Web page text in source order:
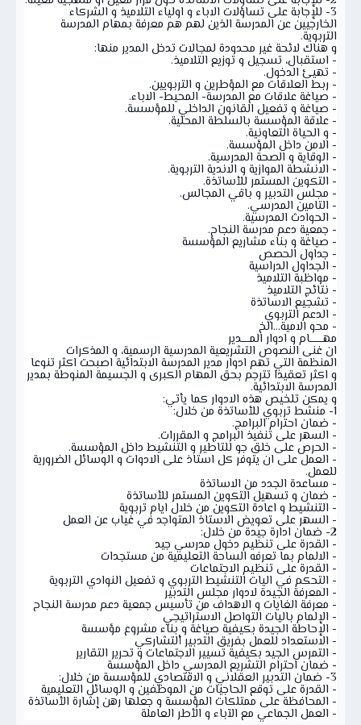
3- للإجابة على تساؤلات الاباء و اولياء التلاميذ و الشركاء
الخارجيين عن المدرسة الذين لهم هم معرفة بمهام المدرسة
التربوية.
و هناك لائحة غير محدودة لمجالات تدخل المدير منها:
- استقبال، تسجيل و توزيع التلاميذ.
- تهيئ الدخول.
- ربط العلاقات مع المؤطرين و التربويين.
- صياغة علاقات مع المدرسة- المحيط- الاباء.
- صياغة و تفعيل القانون الداخلي للمؤسسة.
- علاقة المؤسسة بالسلطة المحلية.
- و الحياة التعاونية.
- الامن داخل المؤسسة.
- الوقاية و الصحة المدرسية.
- الانشطة الموازية و الاندية التربوية.
- التكوين المستمر للأساتذة.
- مجلس التدبير و باقي المجالس.
- التامين المدرسي.
- الحوادث المدرسية.
- جمعية دعم مدرسة النجاح.
- صياغة و بناء مشاريع المؤسسة
- جداول الحصص
- الجداول الدراسية
- مواظبة التلاميذ
- نتائج التلاميذ
- تشجيع الاساتذة
- الدعم التربوي
- محو الامية...الخ
مهــــــــام و ادوار المـــــدير
ان غنى النصوص التشريعية المدرسية الرسمية، و المذكرات
المنظمة التي تهم ادوار مدير المدرسة الابتدائية اصبحت اكثر تنوعا
و اكثر تعقيدا تترجم بحق المهام الكبرى و الجسيمة المنوطة بمدير
المدرسة الابتدائية.
و يمكن تلخيص هذه الادوار كما يأتي:
1- منشط تربوي للأساتذة من خلال:
- ضمان احترام البرامج.
- السهر على تنفيذ البرامج و المقررات.
- الحرص على خلق جو للتاطير و التنشيط داخل المؤسسة.
- العمل على ان يتوفر كل استاذ على الادوات و الوسائل الضرورية
للعمل.
- مساعدة الجدد من الاساتذة
- ضمان و تسهيل التكوين المستمر للأساتذة
- التنشيط و اعادة التكوين من خلال ايام تربوية
- السهر على تعويض الاستاذ المتواجد في غياب عن العمل
2- ضمان ادارة جيدة من خلال:
- القدرة على تنظيم دخول مدرسي جيد
- الالمام بما تعرفه الساحة التعليمية من مستجدات
- القدرة على تنظيم الاجتماعات
- التحكم في اليات التنشيط التربوي و تفعيل النوادي التربوية
- المعرفة الجيدة لادوار مجلس التدبير
- معرفة الغايات و الاهداف من تأسيس جمعية دعم مدرسة النجاح
- الإلمام باليات التواصل الاستراتيجي
- الإحاطة الجيدة بكيفية صياغة و بناء مشروع مؤسسة
- الاستعداد للعمل بفريق التدبير ألتشاركي
- التمرس الجيد بكيفية تسيير الاجتماعات و تحرير التقارير
- ضمان احترام التشريع المدرسي داخل المؤسسة
3- ضمان التدبير العقلاني و الاقتصادي للمؤسسة من خلال:
- القدرة على توقع الحاجيات من الموظفين و الوسائل التعليمية
- المحافظة على ممتلكات المؤسسة و جعلها رهن إشارة الأساتذة
- العمل الجماعي مع الآباء و الأطر العاملة